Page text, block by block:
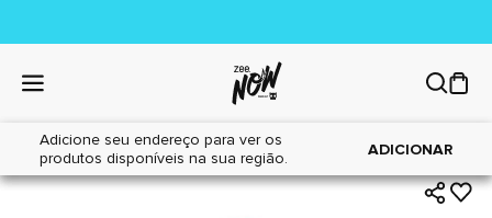
Adicione seu endereço para ver os
produtos disponíveis na sua região.
ADICIONAR
Home|Cães|Brinquedos